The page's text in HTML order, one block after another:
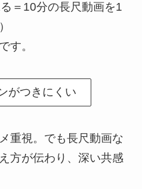
＝10分の長尺動画を1
す。
がつきにくい
重視。でも長尺動画な
方が伝わり、深い共感